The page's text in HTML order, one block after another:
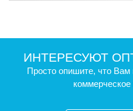
ИНТЕРЕСУЮТ
Просто опишите, что